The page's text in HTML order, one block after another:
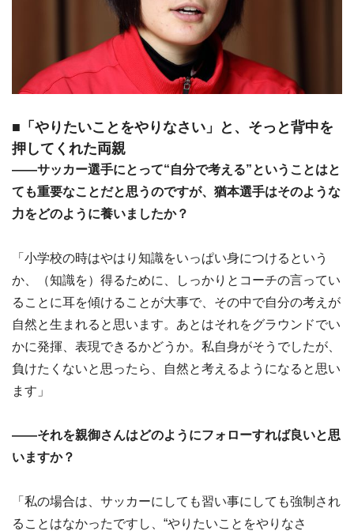
■「やりたいことをやりなさい」と、そっと背中を
押してくれた両親
――サッカー選手にとって“自分で考える”ということはと
ても重要なことだと思うのですが、猶本選手はそのような
力をどのように養いましたか？
「小学校の時はやはり知識をいっぱい身につけるという
か、（知識を）得るために、しっかりとコーチの言ってい
ることに耳を傾けることが大事で、その中で自分の考えが
自然と生まれると思います。あとはそれをグラウンドでい
かに発揮、表現できるかどうか。私自身がそうでしたが、
負けたくないと思ったら、自然と考えるようになると思い
ます」
――それを親御さんはどのようにフォローすれば良いと思
いますか？
「私の場合は、サッカーにしても習い事にしても強制され
ることはなかったですし、“やりたいことをやりなさ